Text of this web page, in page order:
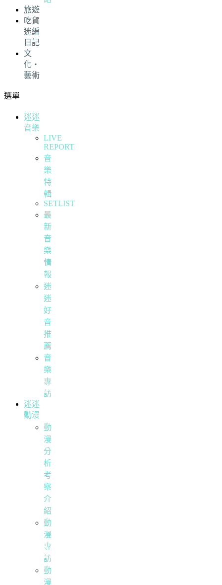
旅遊
吃貨
迷編
日記
文
化・
藝術
選單
迷迷
音樂
LIVE
REPORT
音
樂
特
輯
SETLIST
最
新
音
樂
情
報
迷
迷
好
音
推
薦
音
樂
專
訪
迷迷
動漫
動
漫
分
析
考
察
介
紹
動
漫
專
訪
動
漫